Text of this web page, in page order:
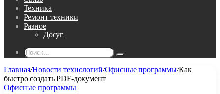
Техника
Ремонт техники
Разное
Досуг
Поиск...
Главная/Новости технологий/Офисные программы/Как
быстро создать PDF-документ
Офисные программы